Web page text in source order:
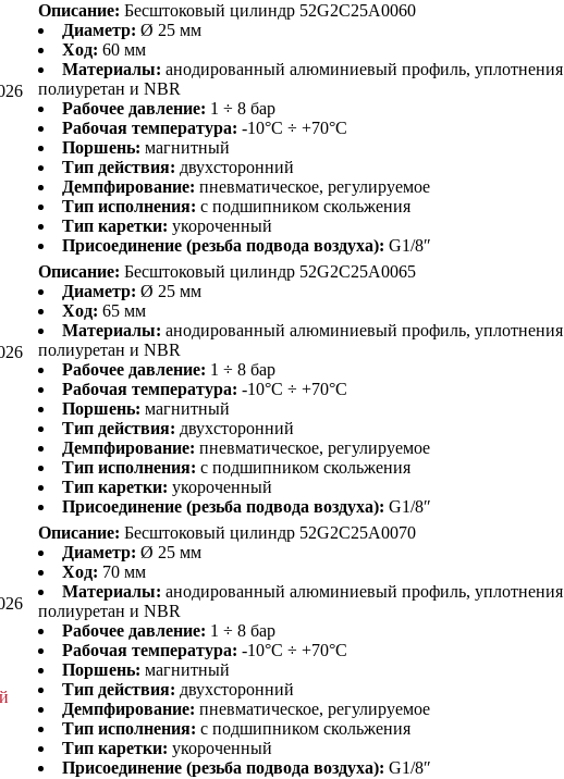
Описание: Бесштоковый цилиндр 52G2C25A0060
Диаметр: Ø 25 мм
Ход: 60 мм
Материалы: анодированный алюминиевый профиль, уплотнения
полиуретан и NBR
Рабочее давление: 1 ÷ 8 бар
Рабочая температура: -10°C ÷ +70°C
Поршень: магнитный
Тип действия: двухсторонний
Демпфирование: пневматическое, регулируемое
Тип исполнения: с подшипником скольжения
Тип каретки: укороченный
Присоединение (резьба подвода воздуха): G1/8″
Описание: Бесштоковый цилиндр 52G2C25A0065
Диаметр: Ø 25 мм
Ход: 65 мм
Материалы: анодированный алюминиевый профиль, уплотнения
полиуретан и NBR
Рабочее давление: 1 ÷ 8 бар
Рабочая температура: -10°C ÷ +70°C
Поршень: магнитный
Тип действия: двухсторонний
Демпфирование: пневматическое, регулируемое
Тип исполнения: с подшипником скольжения
Тип каретки: укороченный
Присоединение (резьба подвода воздуха): G1/8″
Описание: Бесштоковый цилиндр 52G2C25A0070
Диаметр: Ø 25 мм
Ход: 70 мм
Материалы: анодированный алюминиевый профиль, уплотнения
полиуретан и NBR
Рабочее давление: 1 ÷ 8 бар
Рабочая температура: -10°C ÷ +70°C
Поршень: магнитный
Тип действия: двухсторонний
Демпфирование: пневматическое, регулируемое
Тип исполнения: с подшипником скольжения
Тип каретки: укороченный
Присоединение (резьба подвода воздуха): G1/8″